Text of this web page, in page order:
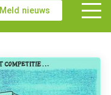
Meld nieuws